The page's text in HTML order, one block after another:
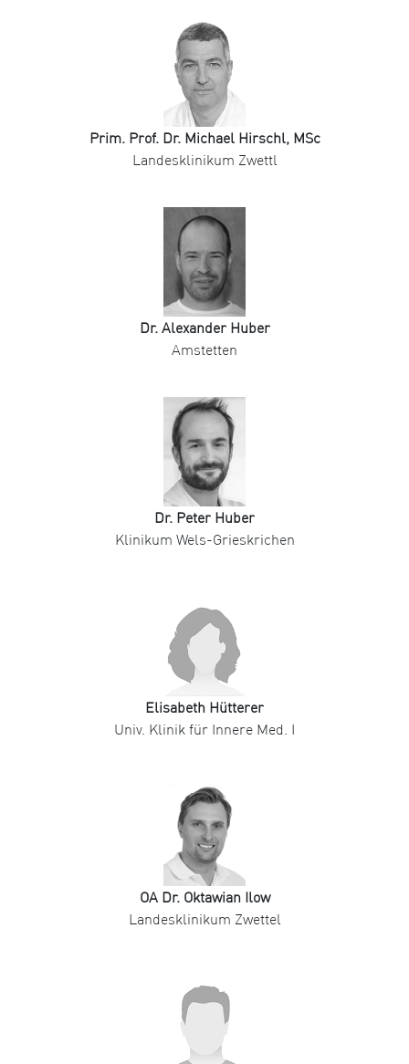
Prim. Prof. Dr. Michael Hirschl, MSc
Landesklinikum Zwettl
Dr. Alexander Huber
Amstetten
Dr. Peter Huber
Klinikum Wels-Grieskrichen
Elisabeth Hütterer
Univ. Klinik für Innere Med. I
OA Dr. Oktawian Ilow
Landesklinikum Zwettel